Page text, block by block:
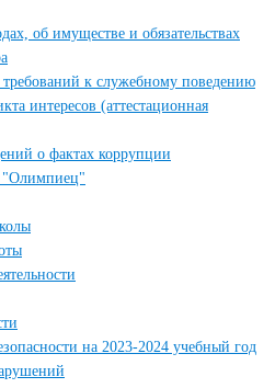
об имуществе и обязательствах
к служебному поведению
интересов (аттестационная
о фактах коррупции
"Олимпиец"
на 2023-2024 учебный год